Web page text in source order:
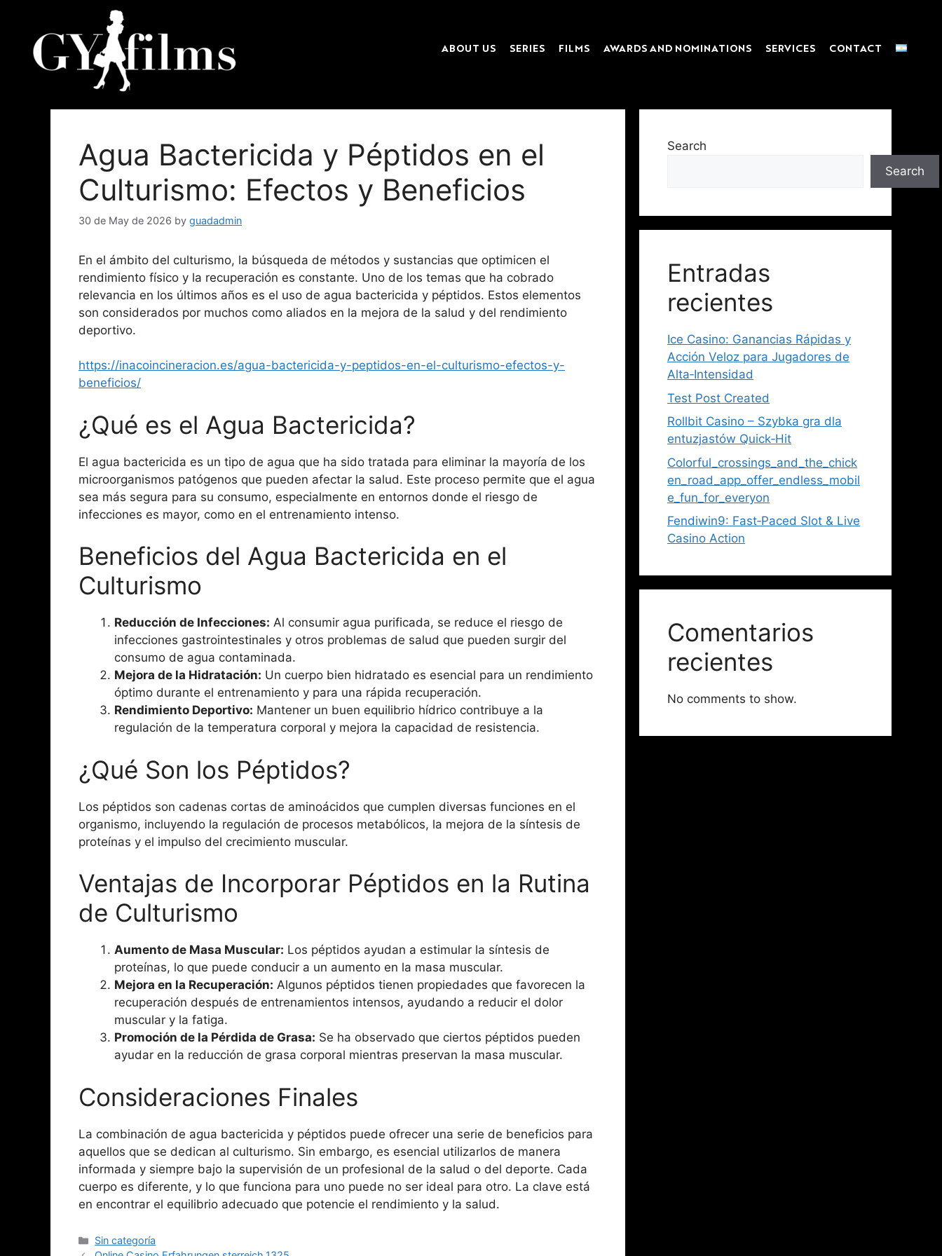
ABOUT US SERIES FILMS AWARDS AND NOMINATIONS SERVICES CONTACT
Agua Bactericida y Péptidos en el
Culturismo: Efectos y Beneficios
30 de May de 2026 by guadadmin
En el ámbito del culturismo, la búsqueda de métodos y sustancias que optimicen el
rendimiento físico y la recuperación es constante. Uno de los temas que ha cobrado
relevancia en los últimos años es el uso de agua bactericida y péptidos. Estos elementos
son considerados por muchos como aliados en la mejora de la salud y del rendimiento
deportivo.
https://inacoincineracion.es/agua-bactericida-y-peptidos-en-el-culturismo-efectos-y-
beneficios/
¿Qué es el Agua Bactericida?
El agua bactericida es un tipo de agua que ha sido tratada para eliminar la mayoría de los
microorganismos patógenos que pueden afectar la salud. Este proceso permite que el agua
sea más segura para su consumo, especialmente en entornos donde el riesgo de
infecciones es mayor, como en el entrenamiento intenso.
Beneficios del Agua Bactericida en el
Culturismo
Reducción de Infecciones: Al consumir agua purificada, se reduce el riesgo de
infecciones gastrointestinales y otros problemas de salud que pueden surgir del
consumo de agua contaminada.
Mejora de la Hidratación: Un cuerpo bien hidratado es esencial para un rendimiento
óptimo durante el entrenamiento y para una rápida recuperación.
Rendimiento Deportivo: Mantener un buen equilibrio hídrico contribuye a la
regulación de la temperatura corporal y mejora la capacidad de resistencia.
¿Qué Son los Péptidos?
Los péptidos son cadenas cortas de aminoácidos que cumplen diversas funciones en el
organismo, incluyendo la regulación de procesos metabólicos, la mejora de la síntesis de
proteínas y el impulso del crecimiento muscular.
Ventajas de Incorporar Péptidos en la Rutina
de Culturismo
Aumento de Masa Muscular: Los péptidos ayudan a estimular la síntesis de
proteínas, lo que puede conducir a un aumento en la masa muscular.
Mejora en la Recuperación: Algunos péptidos tienen propiedades que favorecen la
recuperación después de entrenamientos intensos, ayudando a reducir el dolor
muscular y la fatiga.
Promoción de la Pérdida de Grasa: Se ha observado que ciertos péptidos pueden
ayudar en la reducción de grasa corporal mientras preservan la masa muscular.
Consideraciones Finales
La combinación de agua bactericida y péptidos puede ofrecer una serie de beneficios para
aquellos que se dedican al culturismo. Sin embargo, es esencial utilizarlos de manera
informada y siempre bajo la supervisión de un profesional de la salud o del deporte. Cada
cuerpo es diferente, y lo que funciona para uno puede no ser ideal para otro. La clave está
en encontrar el equilibrio adecuado que potencie el rendimiento y la salud.
Sin categoría
Search
Search
Entradas
recientes
Ice Casino: Ganancias Rápidas y
Acción Veloz para Jugadores de
Alta‑Intensidad
Test Post Created
Rollbit Casino – Szybka gra dla
entuzjastów Quick‑Hit
Colorful_crossings_and_the_chick
en_road_app_offer_endless_mobil
e_fun_for_everyon
Fendiwin9: Fast‑Paced Slot & Live
Casino Action
Comentarios
recientes
No comments to show.